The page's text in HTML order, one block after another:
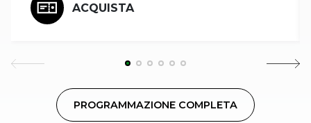
ACQUISTA
PROGRAMMAZIONE COMPLETA